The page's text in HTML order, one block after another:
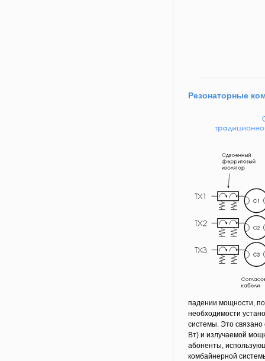
Резонаторные
падении мощности,
необходимости
системы. Это
Вт) и излучаемой
абоненты,
комбайнерной